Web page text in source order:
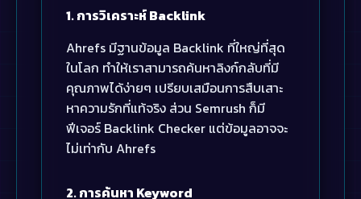
1. การวิเคราะห์ Backlink
Ahrefs มีฐานข้อมูล Backlink ที่ใหญ่ที่สุด
ในโลก ทำให้เราสามารถค้นหาลิงก์กลับที่มี
คุณภาพได้ง่ายๆ เปรียบเสมือนการสืบเสาะ
หาความรักที่แท้จริง ส่วน Semrush ก็มี
ฟีเจอร์ Backlink Checker แต่ข้อมูลอาจจะ
ไม่เท่ากับ Ahrefs
2. การค้นหา Keyword